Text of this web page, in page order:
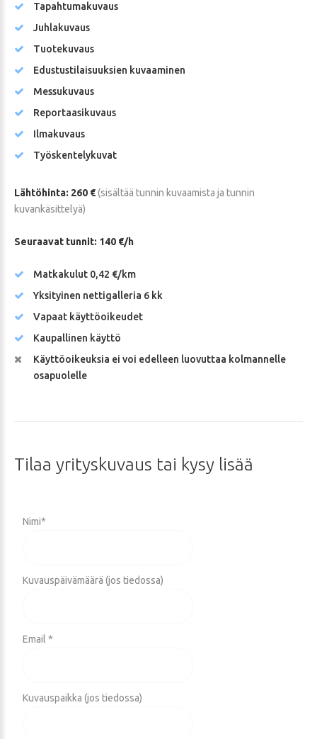
Tapahtumakuvaus
Juhlakuvaus
Tuotekuvaus
Edustustilaisuuksien kuvaaminen
Messukuvaus
Reportaasikuvaus
Ilmakuvaus
Työskentelykuvat
Lähtöhinta: 260 €(sisältää tunnin kuvaamista ja tunnin
kuvankäsittelyä)
Seuraavat tunnit: 140 €/h
Matkakulut 0,42 €/km
Yksityinen nettigalleria 6 kk
Vapaat käyttöoikeudet
Kaupallinen käyttö
Käyttöoikeuksia ei voi edelleen luovuttaa kolmannelle
osapuolelle
Tilaa yrityskuvaus tai kysy lisää
Nimi*
Kuvauspäivämäärä (jos tiedossa)
Email *
Kuvauspaikka (jos tiedossa)